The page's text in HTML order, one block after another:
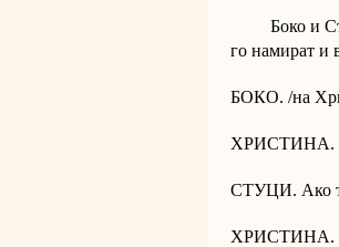
Боко и
го намират и
БОКО. /на
ХРИСТИНА.
СТУЦИ. Ако
ХРИСТИНА.